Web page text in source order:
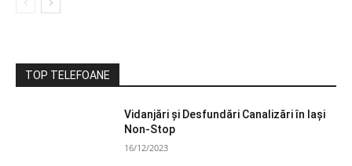
TOP TELEFOANE
Vidanjări și Desfundări Canalizări în Iași
Non-Stop
16/12/2023